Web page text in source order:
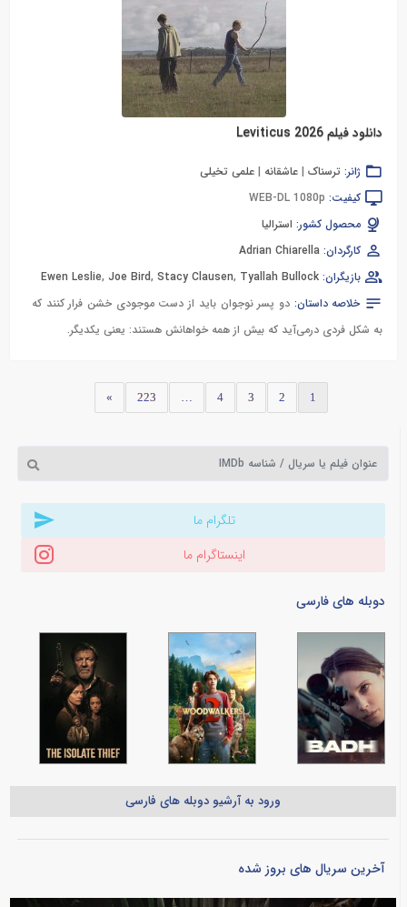
دانلود فیلم Leviticus 2026
ژانر: ترسناک | عاشقانه | علمی تخیلی
کیفیت: WEB-DL 1080p
محصول کشور: استرالیا
کارگردان: Adrian Chiarella
بازیگران:
Ewen Leslie, Joe Bird, Stacy Clausen, Tyallah Bullock
خلاصه داستان:دو پسر نوجوان باید از دست موجودی خشن فرار کنند که
به شکل فردی درمی‌آید که بیش از همه خواهانش هستند: یعنی یکدیگر.
1
2
3
4
…
223
»
تلگرام ما
اینستاگرام ما
دوبله های فارسی
ورود به آرشیو دوبله های فارسی
آخرین سریال های بروز شده